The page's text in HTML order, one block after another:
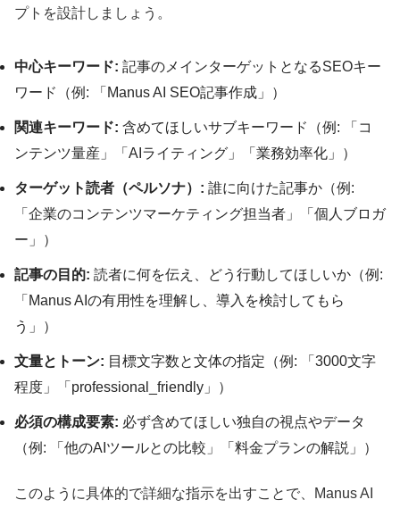
プトを設計しましょう。
中心キーワード: 記事のメインターゲットとなるSEOキー
ワード（例: 「Manus AI SEO記事作成」）
関連キーワード: 含めてほしいサブキーワード（例: 「コ
ンテンツ量産」「AIライティング」「業務効率化」）
ターゲット読者（ペルソナ）: 誰に向けた記事か（例:
「企業のコンテンツマーケティング担当者」「個人ブロガ
ー」）
記事の目的: 読者に何を伝え、どう行動してほしいか（例:
「Manus AIの有用性を理解し、導入を検討してもら
う」）
文量とトーン: 目標文字数と文体の指定（例: 「3000文字
程度」「professional_friendly」）
必須の構成要素: 必ず含めてほしい独自の視点やデータ
（例: 「他のAIツールとの比較」「料金プランの解説」）
このように具体的で詳細な指示を出すことで、Manus AI